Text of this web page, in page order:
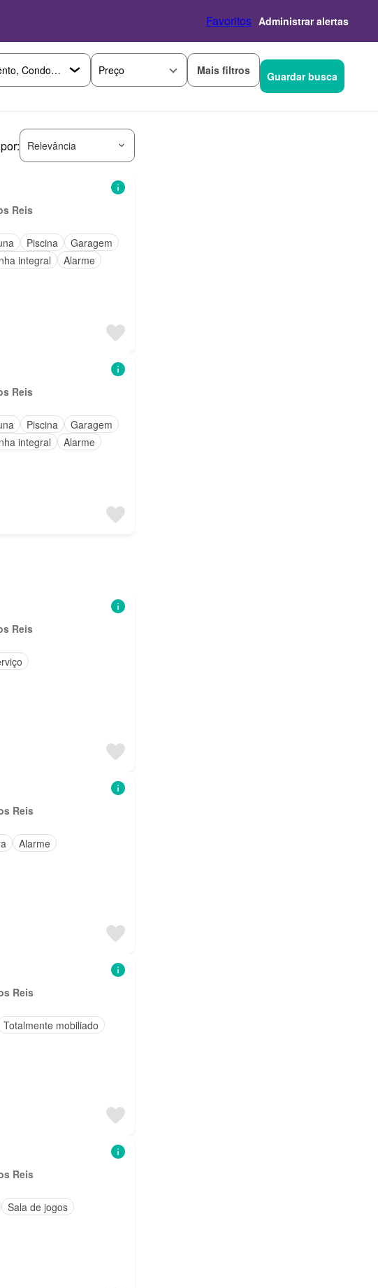
Favoritos Administrar alertas
Preço Mais filtros Guardar busca
Relevância
Reis
Piscina
Garagem
integral Alarme
Reis
Piscina
Garagem
integral Alarme
Reis
Reis
Alarme
Reis
Totalmente mobiliado
Reis
Sala de jogos